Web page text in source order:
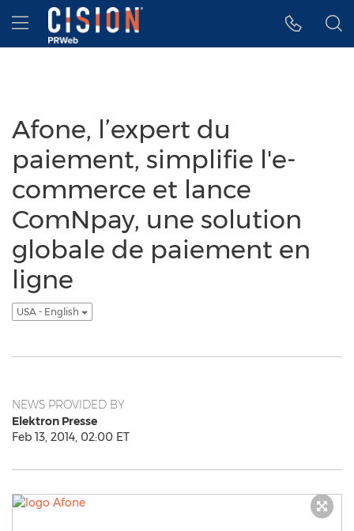
Accessibility Statement
Skip Navigation
Hamburger menu
Afone, l’expert du
paiement, simplifie l'e-
commerce et lance
ComNpay, une solution
globale de paiement en
ligne
USA - English
NEWS PROVIDED BY
Elektron Presse
Feb 13, 2014, 02:00 ET